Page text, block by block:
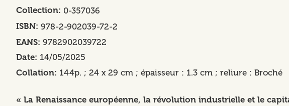
Collection 0-357036
ISBN 978-2-902039-72-2
EANS 9782902039722
Date 14/05/2025
Collation 144p. ; 24 x 29 cm ; épaisseur : 1.3 cm ; reliure : Broché
« La Renaissance européenne, la révolution industrielle et le